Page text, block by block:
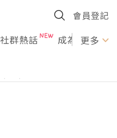
會員登記
社群熱話 成為U更多